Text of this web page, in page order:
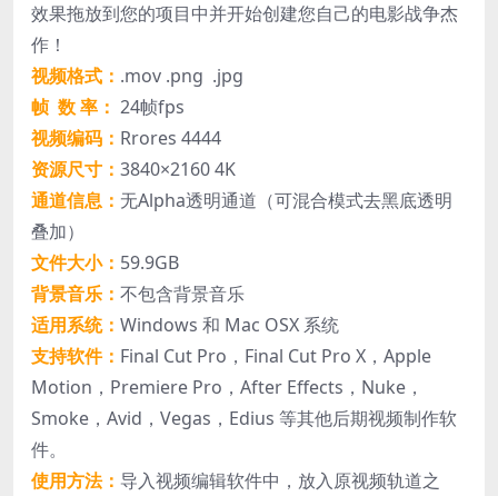
效果拖放到您的项目中并开始创建您自己的电影战争杰
作！
视频格式： .mov .png .jpg
帧 数 率： 24帧fps
视频编码： Rrores 4444
资源尺寸： 3840×2160 4K
通道信息： 无Alpha透明通道（可混合模式去黑底透明
叠加）
文件大小： 59.9GB
背景音乐： 不包含背景音乐
适用系统： Windows 和 Mac OSX 系统
支持软件： Final Cut Pro，Final Cut Pro X，Apple
Motion，Premiere Pro，After Effects，Nuke，
Smoke，Avid，Vegas，Edius 等其他后期视频制作软
件。
使用方法： 导入视频编辑软件中，放入原视频轨道之